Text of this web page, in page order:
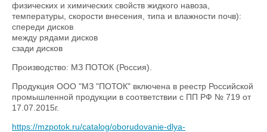
физических и химических свойств жидкого навоза,
температуры, скорости внесения, типа и влажности почв):
спереди дисков
между рядами дисков
сзади дисков
Производство: МЗ ПОТОК (Россия).
Продукция ООО "МЗ "ПОТОК" включена в реестр Российской
промышленной продукции в соответствии с ПП РФ № 719 от
17.07.2015г.
https://mzpotok.ru/catalog/oborudovanie-dlya-